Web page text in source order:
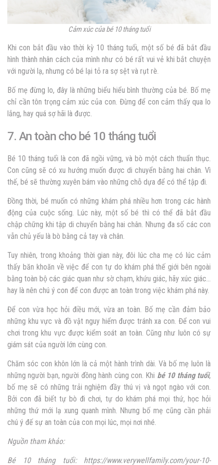
Cảm xúc của bé 10 tháng tuổi
Khi con bắt đầu vào thời kỳ 10 tháng tuổi, một số bé đã bắt đầu
hình thành nhân cách của mình như có bé rất vui vẻ khi bắt chuyện
với người lạ, nhưng có bé lại tỏ ra sợ sệt và rụt rè.
Bố mẹ đừng lo, đây là những biểu hiểu bình thường của bé. Bố mẹ
chỉ cần tôn trọng cảm xúc của con. Đừng để con cảm thấy qua lo
lắng, hay quá sợ hãi là được.
7. An toàn cho bé 10 tháng tuổi
Bé 10 tháng tuổi là con đã ngồi vững, và bò một cách thuẩn thục.
Con cũng sẽ có xu hướng muốn được di chuyển bằng hai chân. Vì
thế, bé sẽ thường xuyên bám vào những chỗ dựa để có thể tập đi.
Đồng thời, bé muốn có những khám phá nhiều hơn trong các hành
động của cuộc sống. Lúc này, một số bé thì có thể đã bắt đầu
chập chững khi tập di chuyển bằng hai chân. Nhưng đa số các con
vẫn chủ yếu là bò bằng cả tay và chân.
Tuy nhiên, trong khoảng thời gian này, đôi lúc cha mẹ có lúc cảm
thấy băn khoăn về việc để con tự do khám phá thế giới bên ngoài
bằng toàn bộ các giác quan như sờ chạm, khứu giác, hãy xúc giác…
hay là nên chú ý con để con được an toàn trong việc khám phá này.
Để con vừa học hỏi điều mới, vừa an toàn. Bố mẹ cần đảm bảo
những khu vực và đồ vật nguy hiểm được tránh xa con. Để con vui
chơi trong khu vực được kiểm soát an toàn. Cũng như luôn có sự
giám sát của người lớn cùng con.
Chăm sóc con khôn lớn là cả một hành trình dài. Và bố mẹ luôn là
những người bạn, người đồng hành cùng con. Khi bé 10 tháng tuổi,
bố mẹ sẽ có những trải nghiệm đầy thú vị và ngọt ngào với con.
Bởi con đã biết tự bò đi chơi, tự do khám phá mọi thứ, học hỏi
những thứ mới lạ xung quanh mình. Nhưng bố mẹ cũng cần phải
chú ý đế sự an toàn của con mọi lúc, mọi nơi nhé.
Nguồn tham khảo:
Bé 10 tháng tuổi: https://www.verywellfamily.com/your-10-